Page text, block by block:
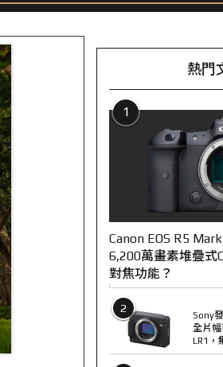
熱門
1
Canon EOS R5
6,200萬畫素堆疊式
對焦功能？
2
Sony
全片
LR1，